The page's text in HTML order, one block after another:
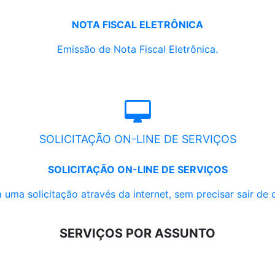
NOTA FISCAL ELETRÔNICA
Emissão de Nota Fiscal Eletrônica.
SOLICITAÇÃO ON-LINE DE SERVIÇOS
SOLICITAÇÃO ON-LINE DE SERVIÇOS
uma solicitação através da internet, sem precisar sair de
SERVIÇOS POR ASSUNTO